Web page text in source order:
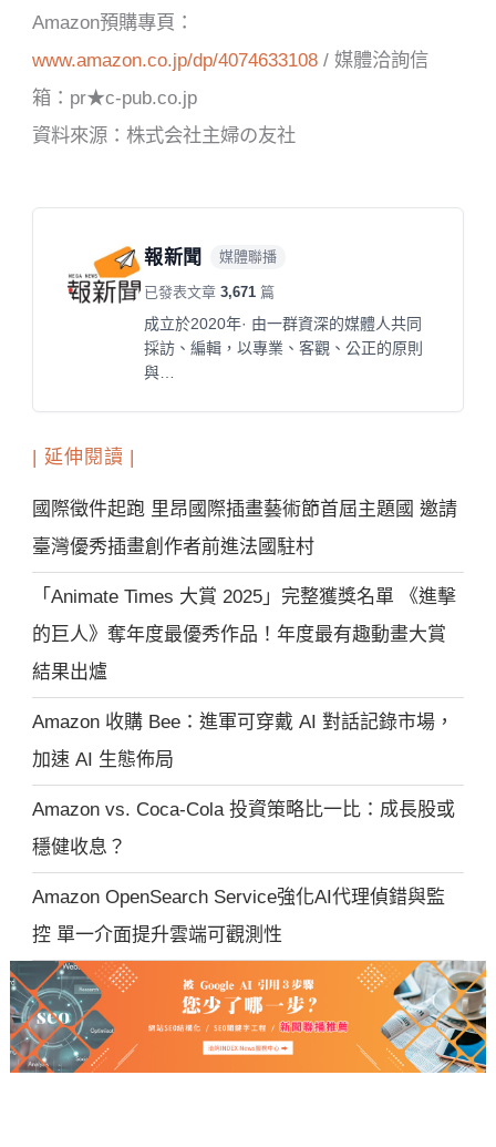
Amazon預購專頁：
www.amazon.co.jp/dp/4074633108 / 媒體洽詢信
箱：pr★c-pub.co.jp
資料來源：株式会社主婦の友社
報新聞 媒體聯播
已發表文章3,671 篇
成立於2020年· 由一群資深的媒體人共同
採訪、編輯，以專業、客觀、公正的原則
與…
| 延伸閱讀 |
國際徵件起跑 里昂國際插畫藝術節首屆主題國 邀請
臺灣優秀插畫創作者前進法國駐村
「Animate Times 大賞 2025」完整獲獎名單 《進擊
的巨人》奪年度最優秀作品！年度最有趣動畫大賞
結果出爐
Amazon 收購 Bee：進軍可穿戴 AI 對話記錄市場，
加速 AI 生態佈局
Amazon vs. Coca-Cola 投資策略比一比：成長股或
穩健收息？
Amazon OpenSearch Service強化AI代理偵錯與監
控 單一介面提升雲端可觀測性